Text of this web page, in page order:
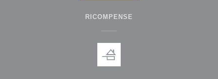
RICOMPENSE